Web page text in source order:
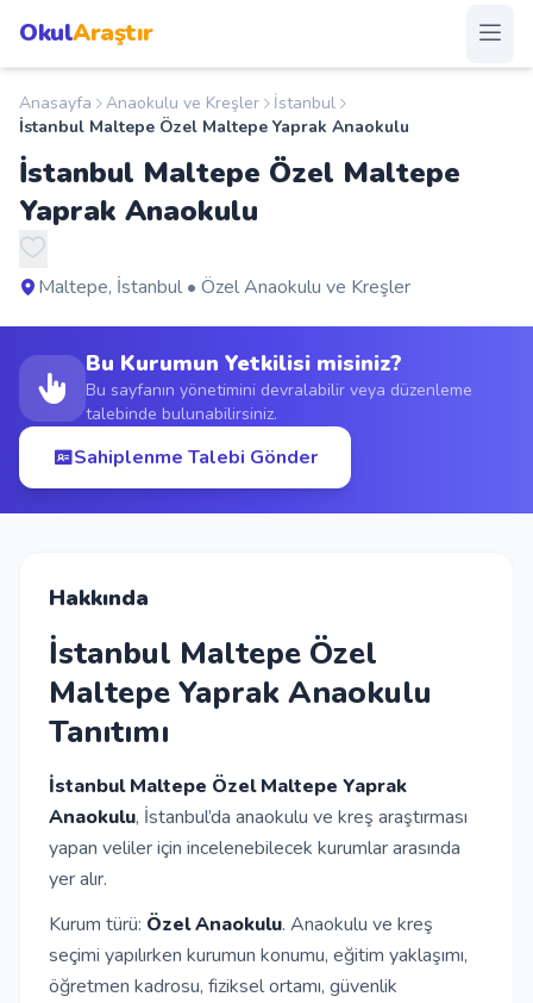
OkulAraştır
Anasayfa
Okullar
Şehirler
Duyurular
S.S.S.
Blog
Giriş Yap
Okul Ekle
Anasayfa Anaokulu ve Kreşler
İstanbul
İstanbul Maltepe Özel Maltepe Yaprak Anaokulu
İstanbul Maltepe Özel Maltepe
Yaprak Anaokulu
Maltepe, İstanbul • Özel Anaokulu ve Kreşler
Bu Kurumun Yetkilisi misiniz?
Bu sayfanın yönetimini devralabilir veya düzenleme
talebinde bulunabilirsiniz.
Sahiplenme Talebi Gönder
Hakkında
İstanbul Maltepe Özel
Maltepe Yaprak Anaokulu
Tanıtımı
İstanbul Maltepe Özel Maltepe Yaprak
Anaokulu, İstanbul’da anaokulu ve kreş araştırması
yapan veliler için incelenebilecek kurumlar arasında
yer alır.
Kurum türü: Özel Anaokulu. Anaokulu ve kreş
seçimi yapılırken kurumun konumu, eğitim yaklaşımı,
öğretmen kadrosu, fiziksel ortamı, güvenlik